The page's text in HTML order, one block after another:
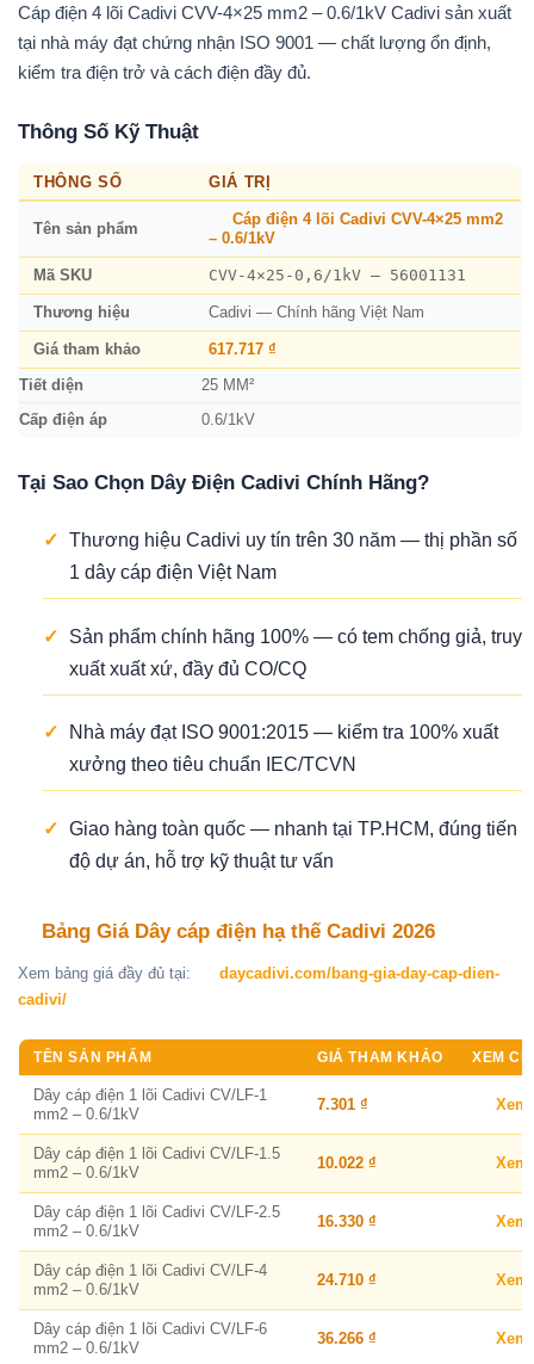
Cáp điện 4 lõi Cadivi CVV-4×25 mm2 – 0.6/1kV Cadivi sản xuất
tại nhà máy đạt chứng nhận ISO 9001 — chất lượng ổn định,
kiểm tra điện trở và cách điện đầy đủ.
Thông Số Kỹ Thuật
THÔNG SỐ GIÁ TRỊ
Tên sản phẩm
Cáp điện 4 lõi Cadivi CVV-4×25 mm2
– 0.6/1kV
Mã SKU CVV-4×25-0,6/1kV – 56001131
Thương hiệu Cadivi — Chính hãng Việt Nam
Giá tham khảo 617.717 ₫
Tiết diện 25 MM²
Cấp điện áp 0.6/1kV
Tại Sao Chọn Dây Điện Cadivi Chính Hãng?
✓ Thương hiệu Cadivi uy tín trên 30 năm — thị phần số
1 dây cáp điện Việt Nam
✓
Sản phẩm chính hãng 100% — có tem chống giả, truy
xuất xuất xứ, đầy đủ CO/CQ
✓
Nhà máy đạt ISO 9001:2015 — kiểm tra 100% xuất
xưởng theo tiêu chuẩn IEC/TCVN
✓ Giao hàng toàn quốc — nhanh tại TP.HCM, đúng tiến
độ dự án, hỗ trợ kỹ thuật tư vấn
Bảng Giá Dây cáp điện hạ thế Cadivi 2026
Xem bảng giá đầy đủ tại:
daycadivi.com/bang-gia-day-cap-dien-
cadivi/
TÊN SẢN PHẨM GIÁ THAM KHẢO XEM
Dây cáp điện 1 lõi Cadivi CV/LF-1
mm2 – 0.6/1kV
7.301 ₫
Dây cáp điện 1 lõi Cadivi CV/LF-1.5
mm2 – 0.6/1kV
10.022 ₫
Dây cáp điện 1 lõi Cadivi CV/LF-2.5
mm2 – 0.6/1kV
16.330 ₫
Dây cáp điện 1 lõi Cadivi CV/LF-4
mm2 – 0.6/1kV
24.710 ₫
Dây cáp điện 1 lõi Cadivi CV/LF-6
mm2 – 0.6/1kV
36.266 ₫